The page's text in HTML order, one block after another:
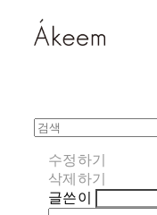
수정하기
삭제하기
글쓴이